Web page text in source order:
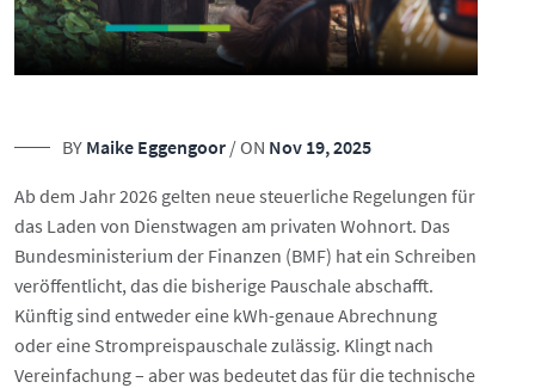
BY Maike Eggengoor / ON Nov 19, 2025
Ab dem Jahr 2026 gelten neue steuerliche Regelungen für
das Laden von Dienstwagen am privaten Wohnort. Das
Bundesministerium der Finanzen (BMF) hat ein Schreiben
veröffentlicht, das die bisherige Pauschale abschafft.
Künftig sind entweder eine kWh-genaue Abrechnung
oder eine Strompreispauschale zulässig. Klingt nach
Vereinfachung – aber was bedeutet das für die technische